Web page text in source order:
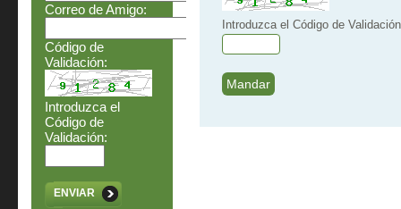
Correo de Amigo:
Código de
Validación:
Introduzca el
Código de
Validación:
ENVIAR
Introduzca el Código de